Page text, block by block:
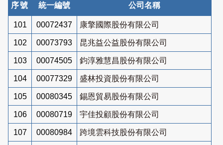
序號 統一編號 公司名稱
101 00072437 康擎國際股份有限公司
102 00073793 昆兆益公益股份有限公司
103 00074505 鈞淳雅慧昌股份有限公司
104 00077329 盛林投資股份有限公司
105 00080345 錫恩貿易股份有限公司
106 00080719 宇佳投顧股份有限公司
107 00080984 跨境雲科技股份有限公司